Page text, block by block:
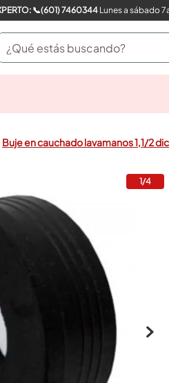
COMPRA CON UN EXPERTO: 📞(601) 7460344Lunes a sábado
estás buscando?
Buje en cauchado lavamanos 1,1/2
1/4
closet
sanitarios
pisos
comedores